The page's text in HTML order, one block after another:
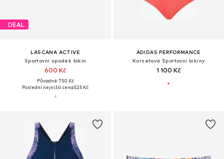
DEAL
LASCANA ACTIVE
Sportovní spodek bikin
600 Kč
Původně: 750 Kč
Poslední nejnižší cena:525 Kč
ADIDAS PERFORMANCE
Korzetová Sportovní bikiny
1 100 Kč